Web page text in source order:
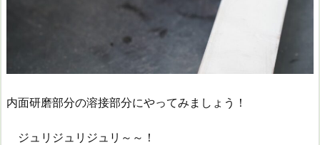
内面研磨部分の溶接部分にやってみましょう！
ジュリジュリジュリ～～！